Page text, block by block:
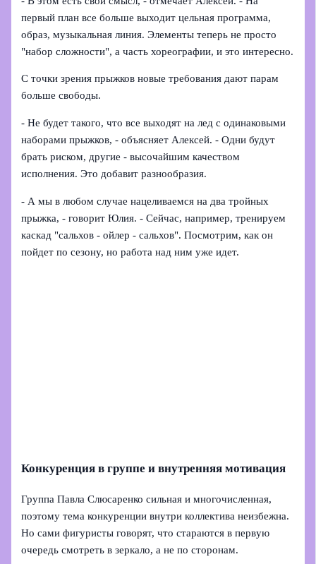
первый план все больше выходит цельная программа,
образ, музыкальная линия. Элементы теперь не просто
"набор сложности", а часть хореографии, и это интересно.
С точки зрения прыжков новые требования дают парам
больше свободы.
- Не будет такого, что все выходят на лед с одинаковыми
наборами прыжков, - объясняет Алексей. - Одни будут
брать риском, другие - высочайшим качеством
исполнения. Это добавит разнообразия.
- А мы в любом случае нацеливаемся на два тройных
прыжка, - говорит Юлия. - Сейчас, например, тренируем
каскад "сальхов - ойлер - сальхов". Посмотрим, как он
пойдет по сезону, но работа над ним уже идет.
Конкуренция в группе и внутренняя мотивация
Группа Павла Слюсаренко сильная и многочисленная,
поэтому тема конкуренции внутри коллектива неизбежна.
Но сами фигуристы говорят, что стараются в первую
очередь смотреть в зеркало, а не по сторонам.